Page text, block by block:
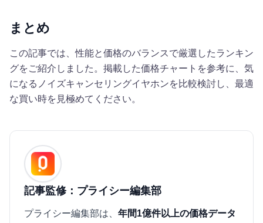
まとめ
この記事では、性能と価格のバランスで厳選したランキン
グをご紹介しました。掲載した価格チャートを参考に、気
になるノイズキャンセリングイヤホンを比較検討し、最適
な買い時を見極めてください。
記事監修：プライシー編集部
プライシー編集部は、 年間1億件以上の価格データ